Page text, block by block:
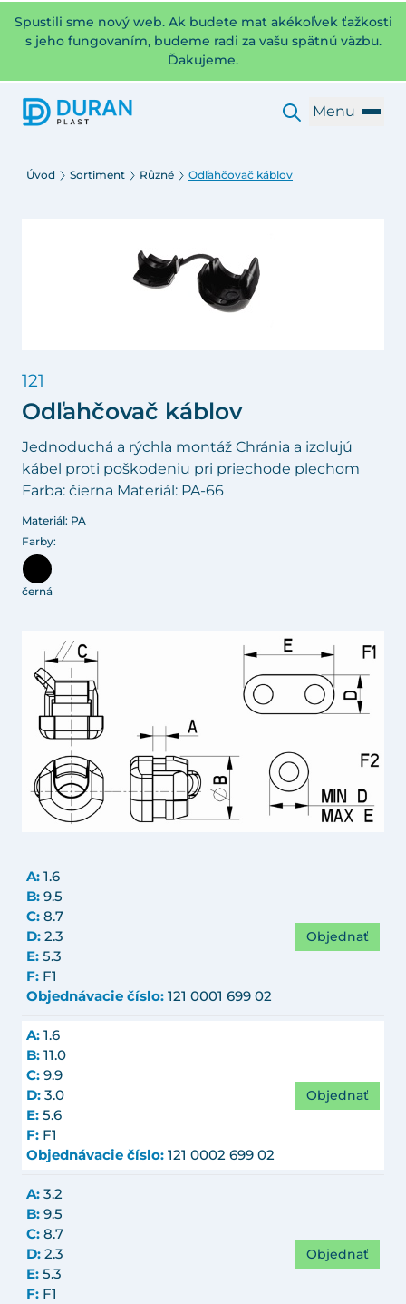
Spustili sme nový web. Ak budete mať akékoľvek ťažkosti
s jeho fungovaním, budeme radi za vašu spätnú väzbu.
Ďakujeme.
Menu
Úvod Sortiment Různé Odľahčovač káblov
121
Odľahčovač káblov
Jednoduchá a rýchla montáž Chránia a izolujú
kábel proti poškodeniu pri priechode plechom
Farba: čierna Materiál: PA-66
Materiál: PA
Farby:
černá
A: 1.6
B: 9.5
C: 8.7
D: 2.3
E: 5.3
F: F1
Objednávacie číslo: 121 0001 699 02
Objednať
A: 1.6
B: 11.0
C: 9.9
D: 3.0
E: 5.6
F: F1
Objednávacie číslo: 121 0002 699 02
Objednať
A: 3.2
B: 9.5
C: 8.7
D: 2.3
E: 5.3
F: F1
Objednať